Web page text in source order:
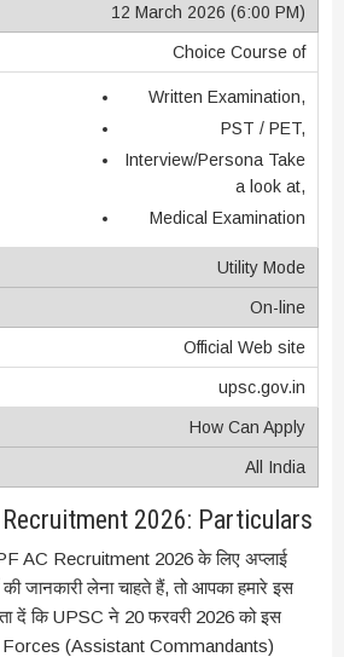
12 March 2026 (6:00 PM)
Choice Course of
Written Examination,
PST / PET,
Interview/Persona Take
a look at,
Medical Examination
Utility Mode
On-line
Official Web site
upsc.gov.in
How Can Apply
All India
Recruitment 2026: Particulars
AC Recruitment 2026 के लिए अप्लाई
जानकारी लेना चाहते हैं, तो आपका हमारे इस
दें कि UPSC ने 20 फरवरी 2026 को इस
(Assistant Commandants)